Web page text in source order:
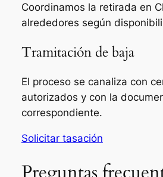
Coordinamos la retirada en
alrededores según
Tramitación de baja
El proceso se canaliza con
autorizados y con la
correspondiente.
Solicitar tasación